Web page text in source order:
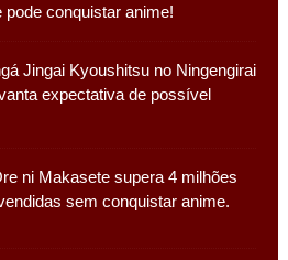
pode conquistar anime!
Jingai Kyoushitsu no Ningengirai
expectativa de possível
ni Makasete supera 4 milhões
sem conquistar anime.